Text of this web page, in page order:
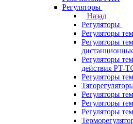
Регуляторы
Назад
Регуляторы
Регуляторы
Регуляторы
Регуляторы
действия РТ-
Регуляторы
Регуляторы
Регуляторы
Регуляторы